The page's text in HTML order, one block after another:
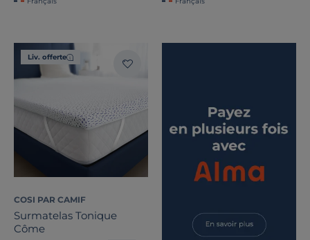
Liv. offerte
COSI PAR CAMIF
Surmatelas Tonique
Côme